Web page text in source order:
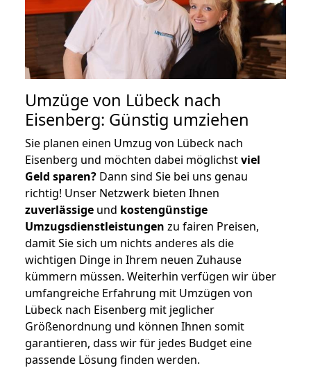
Umzüge von Lübeck nach
Eisenberg: Günstig umziehen
Sie planen einen Umzug von Lübeck nach
Eisenberg und möchten dabei möglichstviel
Geld sparen? Dann sind Sie bei uns genau
richtig! Unser Netzwerk bieten Ihnen
zuverlässige und kostengünstige
Umzugsdienstleistungen zu fairen Preisen,
damit Sie sich um nichts anderes als die
wichtigen Dinge in Ihrem neuen Zuhause
kümmern müssen. Weiterhin verfügen wir über
umfangreiche Erfahrung mit Umzügen von
Lübeck nach Eisenberg mit jeglicher
Größenordnung und können Ihnen somit
garantieren, dass wir für jedes Budget eine
passende Lösung finden werden.